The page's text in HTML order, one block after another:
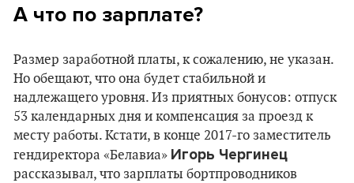
А что по зарплате?
Размер заработной платы, к сожалению, не указан.
Но обещают, что она будет стабильной и
надлежащего уровня. Из приятных бонусов: отпуск
53 календарных дня и компенсация за проезд к
месту работы. Кстати, в конце 2017-го заместитель
гендиректора «Белавиа» Игорь Чергинец
рассказывал, что зарплаты бортпроводников